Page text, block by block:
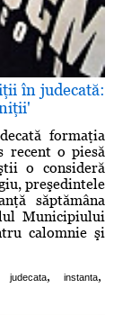
în judecată:
formaţia
recent o piesă
o consideră
preşedintele
săptămâna
Municipiului
calomnie şi
judecata, instanta,